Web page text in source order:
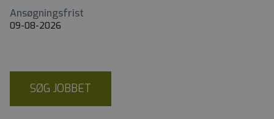
Ansøgningsfrist
09-08-2026
SØG JOBBET